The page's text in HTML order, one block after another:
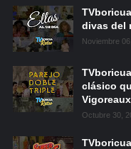
divas del
Noviembre
clásico
Vigoreaux
Octubre 30,